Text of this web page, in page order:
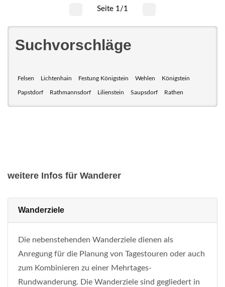
Seite 1/1
Suchvorschläge
Felsen Lichtenhain Festung Königstein Wehlen Königstein
Papstdorf Rathmannsdorf Lilienstein Saupsdorf Rathen
weitere Infos für Wanderer
Wanderziele
Die nebenstehenden Wanderziele dienen als
Anregung für die Planung von Tagestouren oder auch
zum Kombinieren zu einer Mehrtages-
Rundwanderung. Die Wanderziele sind gegliedert in